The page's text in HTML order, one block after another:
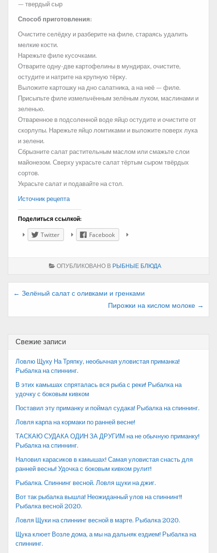
— твердый сыр
Способ приготовления:
Очистите селёдку и разберите на филе, стараясь удалить
мелкие кости.
Нарежьте филе кусочками.
Отварите одну-две картофелины в мундирах, очистите,
остудите и натрите на крупную тёрку.
Выложите картошку на дно салатника, а на неё — филе.
Присыпьте филе измельчённым зелёным луком, маслинами и
зеленью.
Отваренное в подсоленной воде яйцо остудите и очистите от
скорлупы. Нарежьте яйцо ломтиками и выложите поверх лука
и зелени.
Сбрызните салат растительным маслом или смажьте слои
майонезом. Сверху украсьте салат тёртым сыром твёрдых
сортов.
Украсьте салат и подавайте на стол.
Источник рецепта
Поделиться ссылкой:
Twitter Facebook
ОПУБЛИКОВАНО В РЫБНЫЕ БЛЮДА
Навигация
← Зелёный салат с оливками и гренками
Пирожки на кислом молоке →
Свежие записи
Ловлю Щуку На Тряпку, необычная уловистая приманка!
Рыбалка на спиннинг.
В этих камышах спряталась вся рыба с реки! Рыбалка на
удочку с боковым кивком
Поставил эту приманку и поймал судака! Рыбалка на спиннинг.
Ловля карпа на кормаки по ранней весне!
ТАСКАЮ СУДАКА ОДИН ЗА ДРУГИМ на не обычную приманку!
Рыбалка на спиннинг.
Наловил карасиков в камышах! Самая уловистая снасть для
ранней весны! Удочка с боковым кивком рулит!
Рыбалка. Спиннинг весной. Ловля щуки на джиг.
Вот так рыбалка вышла! Неожиданный улов на спиннинг!!
Рыбалка весной 2020.
Ловля Щуки на спиннинг весной в марте. Рыбалка 2020.
Щука клюет Возле дома, а мы на дальняк ездием! Рыбалка на
спиннинг.